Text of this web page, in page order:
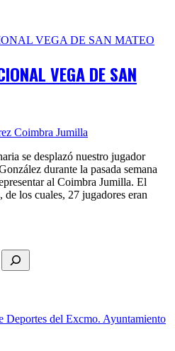
VEGA DE SAN
Coimbra Jumilla
se desplazó nuestro jugador
durante la pasada semana
al Coimbra Jumilla. El
los cuales, 27 jugadores eran